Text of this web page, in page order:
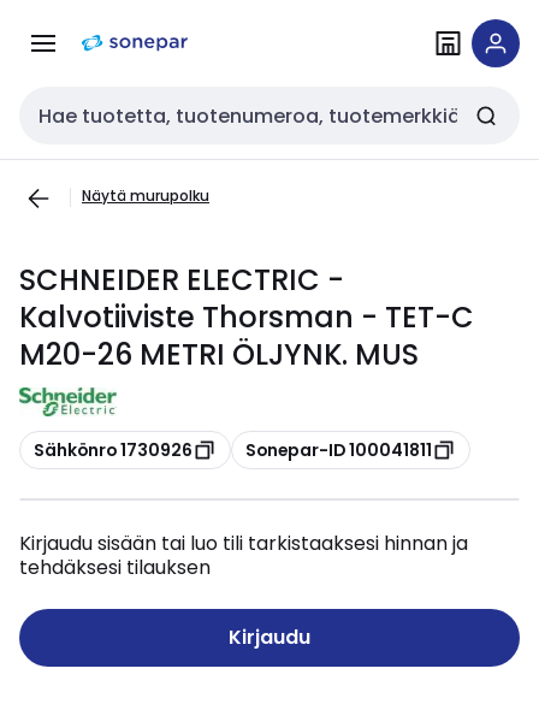
navigointiinsisältöön
Haku
Näytä murupolku
SCHNEIDER ELECTRIC -
Kalvotiiviste Thorsman - TET-C
M20-26 METRI ÖLJYNK. MUS
Kopioi
Sähkönro 1730926 Kopioi
Sonepar-ID 100041811
Kirjaudu sisään tai luo tili tarkistaaksesi hinnan ja
tehdäksesi tilauksen
Kirjaudu